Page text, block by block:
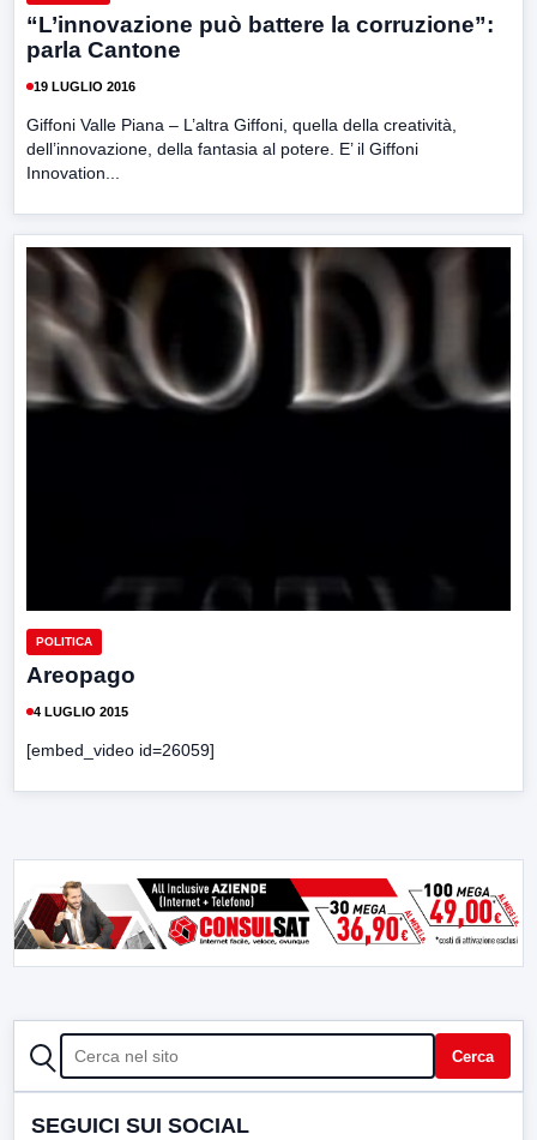
“L’innovazione può battere la corruzione”:
parla Cantone
19 LUGLIO 2016
Giffoni Valle Piana – L’altra Giffoni, quella della creatività,
dell’innovazione, della fantasia al potere. E’ il Giffoni
Innovation...
POLITICA
Areopago
4 LUGLIO 2015
[embed_video id=26059]
CERCA Cerca
SEGUICI SUI SOCIAL